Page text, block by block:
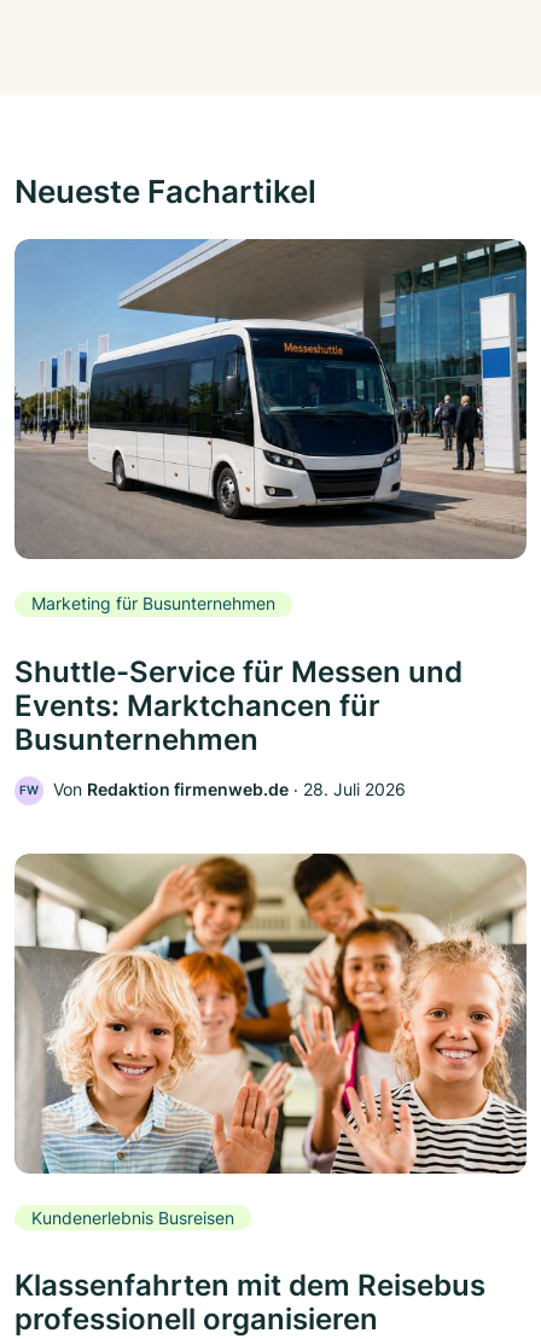
Neueste Fachartikel
Marketing für Busunternehmen
Shuttle-Service für Messen und
Events: Marktchancen für
Busunternehmen
FW Von Redaktion firmenweb.de ‧ 28. Juli 2026
Kundenerlebnis Busreisen
Klassenfahrten mit dem Reisebus
professionell organisieren